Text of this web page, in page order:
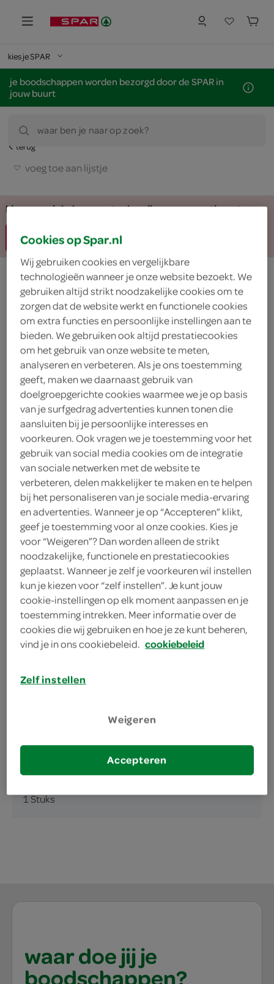
kies je SPAR
je boodschappen worden bezorgd door de SPAR in
jouw buurt
waar ben je naar op zoek?
terug
voeg toe aan lijstje
kies een winkel voor actuele prijzen en assortiment
Lokaal Kamerveger
Lokaal
1 Stuks
Let op: aanbiedingen zijn niet zichtbaar bij de
producten, maar worden wél automatisch
verwerkt in de winkelmand.
omschrijving
1 Stuks
waar doe jij je
boodschappen?
Cookies op Spar.nl
Wij gebruiken cookies en vergelijkbare
technologieën wanneer je onze website bezoekt. We
gebruiken altijd strikt noodzakelijke cookies om te
zorgen dat de website werkt en functionele cookies
om extra functies en persoonlijke instellingen aan te
bieden. We gebruiken ook altijd prestatiecookies
om het gebruik van onze website te meten,
analyseren en verbeteren. Als je ons toestemming
geeft, maken we daarnaast gebruik van
doelgroepgerichte cookies waarmee we je op basis
van je surfgedrag advertenties kunnen tonen die
aansluiten bij je persoonlijke interesses en
voorkeuren. Ook vragen we je toestemming voor het
gebruik van social media cookies om de integratie
van sociale netwerken met de website te
verbeteren, delen makkelijker te maken en te helpen
bij het personaliseren van je sociale media-ervaring
en advertenties. Wanneer je op “Accepteren” klikt,
geef je toestemming voor al onze cookies. Kies je
voor “Weigeren”? Dan worden alleen de strikt
noodzakelijke, functionele en prestatiecookies
geplaatst. Wanneer je zelf je voorkeuren wil instellen
kun je kiezen voor “zelf instellen”. Je kunt jouw
cookie-instellingen op elk moment aanpassen en je
toestemming intrekken. Meer informatie over de
cookies die wij gebruiken en hoe je ze kunt beheren,
vind je in ons cookiebeleid. cookiebeleid
Zelf instellen
Weigeren
Accepteren